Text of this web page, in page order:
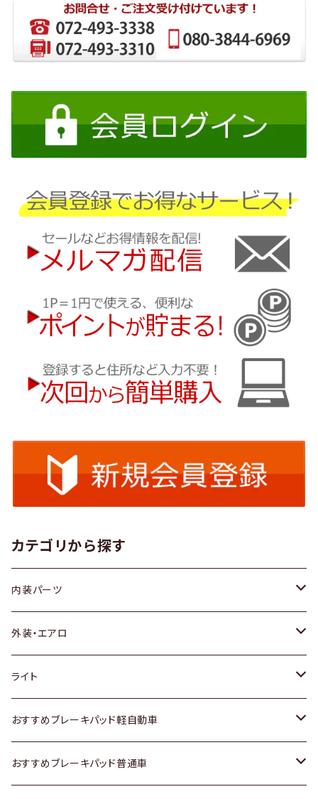
カテゴリから探す
内装パーツ
トヨタ
ホンダ
スズキ
日産
外装・エアロ
トヨタ
ホンダ
スズキ
ライト
トヨタ
スズキ
おすすめブレーキパッド軽自動車
トヨタ
おすすめブレーキパッド普通車